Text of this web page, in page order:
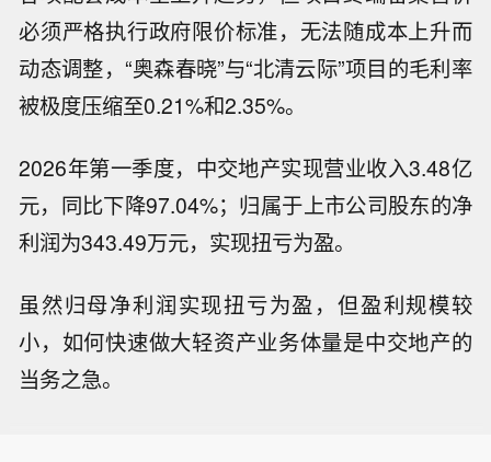
必须严格执行政府限价标准，无法随成本上升而
动态调整，“奥森春晓”与“北清云际”项目的毛利率
被极度压缩至0.21%和2.35%。
2026年第一季度，中交地产实现营业收入3.48亿
元，同比下降97.04%；归属于上市公司股东的净
利润为343.49万元，实现扭亏为盈。
虽然归母净利润实现扭亏为盈，但盈利规模较
小，如何快速做大轻资产业务体量是中交地产的
当务之急。